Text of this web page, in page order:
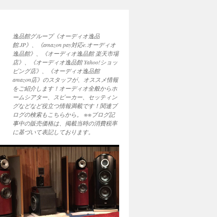
逸品館グループ《オーディオ逸品
館.JP》、《amazon pay対応e.オーディオ
逸品館》、《オーディオ逸品館 楽天市場
店》、《オーディオ逸品館 Yahoo!ショッ
ピング店》、《オーディオ逸品館
amazon店》のスタッフが、オススメ情報
をご紹介します！オーディオ全般からホ
ームシアター、スピーカー、セッティン
グなどなど役立つ情報満載です！関連ブ
ログの検索もこちらから。 ※※ブログ記
事中の販売価格は、掲載当時の消費税率
に基づいて表記しております。